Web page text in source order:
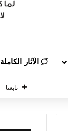
الآثار الكاملة
تابعنا